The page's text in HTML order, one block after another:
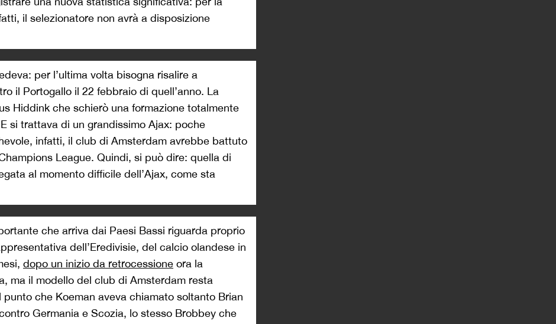
il selezionatore non avrà a disposizione
per l’ultima volta bisogna risalire a
il Portogallo il 22 febbraio di quell’anno. La
Hiddink che schierò una formazione totalmente
si trattava di un grandissimo Ajax: poche
infatti, il club di Amsterdam avrebbe battuto
League. Quindi, si può dire: quella di
al momento difficile dell’Ajax, come sta
che arriva dai Paesi Bassi riguarda proprio
dell’Eredivisie, del calcio olandese in
dopo un inizio da retrocessione ora la
ma il modello del club di Amsterdam resta
che Koeman aveva chiamato soltanto Brian
Germania e Scozia, lo stesso Brobbey che